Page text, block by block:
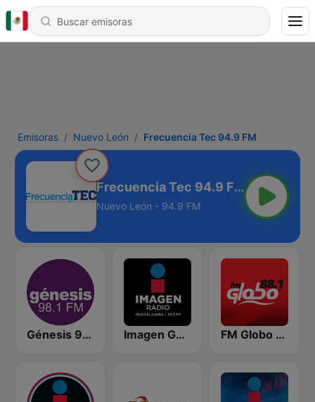
Emisoras Nuevo León Frecuencia Tec 94.9 FM
Frecuencia Tec 94.9 FM
Nuevo León - 94.9 FM
Génesis 98.1 FM Imagen Guadalajara 93.9 FM FM Globo 88.1